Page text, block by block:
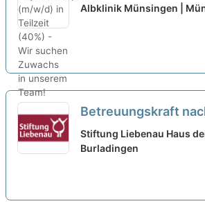
Teilzeit (40%) - Wir
Albklinik Münsingen |
Betreuungskraft
(m/w/d) in Teilzeit -
Zuwachs in unserem
Stiftung Liebenau Haus
Burladingen